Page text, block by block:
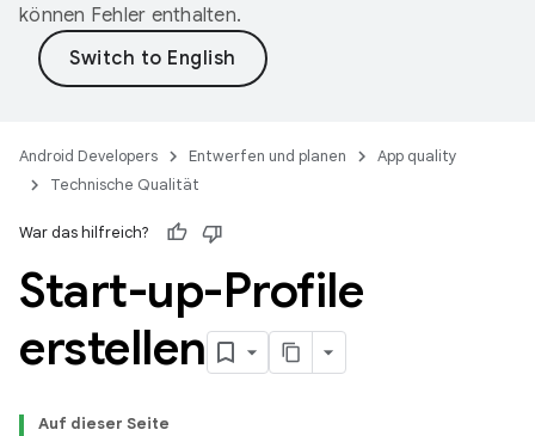
können Fehler enthalten.
Android Developers Entwerfen und planen
App quality
Technische Qualität
War das hilfreich?
Start-up-Profile
erstellen
Auf dieser Seite